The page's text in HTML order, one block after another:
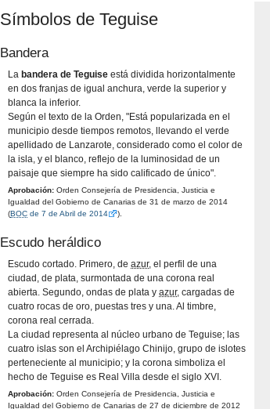
Sí­mbolos de Teguise
Bandera
La bandera de Teguise está dividida horizontalmente
en dos franjas de igual anchura, verde la superior y
blanca la inferior.
Según el texto de la Orden, "Está popularizada en el
municipio desde tiempos remotos, llevando el verde
apellidado de Lanzarote, considerado como el color de
la isla, y el blanco, reflejo de la luminosidad de un
paisaje que siempre ha sido calificado de único".
Aprobación: Orden Consejerí­a de Presidencia, Justicia e
Igualdad del Gobierno de Canarias de 31 de marzo de 2014
(BOC de 7 de Abril de 2014 ).
Escudo heráldico
Escudo cortado. Primero, de azur, el perfil de una
ciudad, de plata, surmontada de una corona real
abierta. Segundo, ondas de plata y azur, cargadas de
cuatro rocas de oro, puestas tres y una. Al timbre,
corona real cerrada.
La ciudad representa al núcleo urbano de Teguise; las
cuatro islas son el Archipiélago Chinijo, grupo de islotes
perteneciente al municipio; y la corona simboliza el
hecho de Teguise es Real Villa desde el siglo XVI.
Aprobación: Orden Consejerí­a de Presidencia, Justicia e
Igualdad del Gobierno de Canarias de 27 de diciembre de 2012